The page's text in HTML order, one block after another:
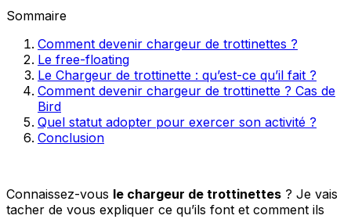
Sommaire
Comment devenir chargeur de trottinettes ?
Le free-floating
Le Chargeur de trottinette : qu’est-ce qu’il fait ?
Comment devenir chargeur de trottinette ? Cas de
Bird
Quel statut adopter pour exercer son activité ?
Conclusion
Connaissez-vous le chargeur de trottinettes ? Je vais
tacher de vous expliquer ce qu’ils font et comment ils